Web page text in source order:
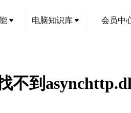
电脑知识库 会员中
不到